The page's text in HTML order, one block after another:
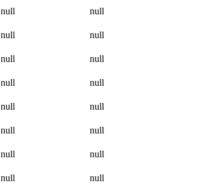
null null
null null
null null
null null
null null
null null
null null
null null